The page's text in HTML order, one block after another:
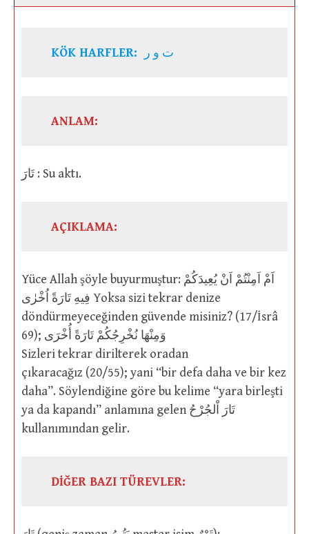
KÖK HARFLER: ت و ر
ANLAM:
تَارَ : Su aktı.
AÇIKLAMA:
Yüce Allah şöyle buyurmuştur: اَمْ اَمِنْتُمْ اَنْ يُعِيدَكُمْ
فِيهِ تَارَةً اُخْرٰى Yoksa sizi tekrar denize
döndürmeyeceğinden güvende misiniz? (17/İsrâ
69); وَمِنْهَا نُخْرِجُكُمْ تَارَةً أُخْرَى
Sizleri tekrar dirilterek oradan
çıkaracağız (20/55); yani “bir defa daha ve bir kez
daha”. Söylendiğine göre bu kelime “yara birleşti
ya da kapandı” anlamına gelen تَارَ اْلجُرْحُ
kullanımından gelir.
DİĞER BAZI TÜREVLER: